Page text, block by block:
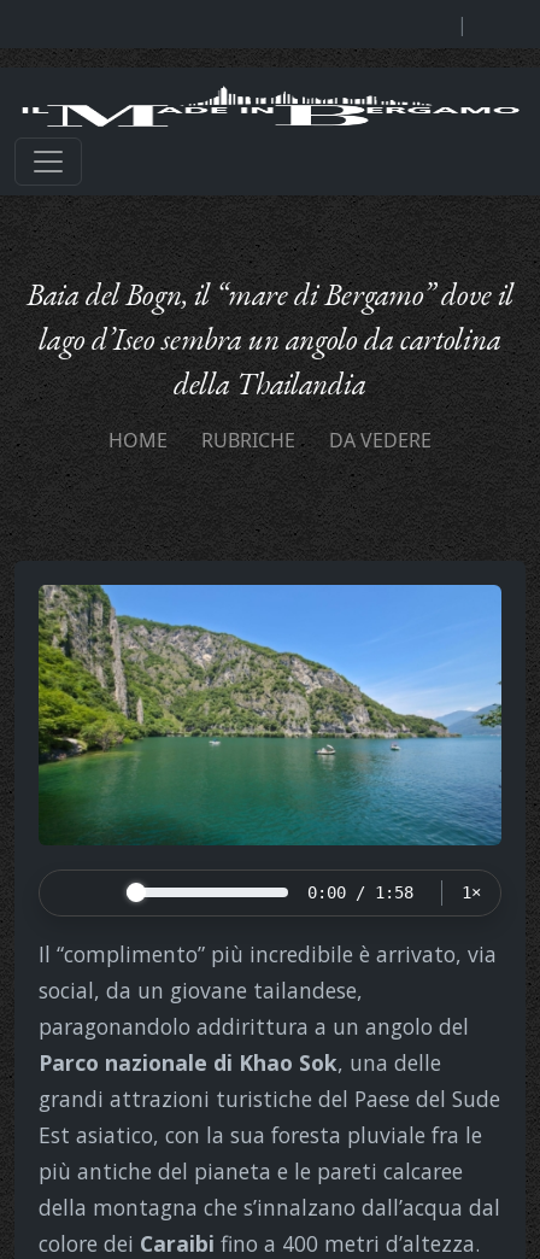
|
Baia del Bogn, il “mare di Bergamo” dove il
lago d’Iseo sembra un angolo da cartolina
della Thailandia
HOME RUBRICHE DA VEDERE
0:00 / 1:58 1×
Il “complimento” più incredibile è arrivato, via
social, da un giovane tailandese,
paragonandolo addirittura a un angolo del
Parco nazionale di Khao Sok, una delle
grandi attrazioni turistiche del Paese del Sude
Est asiatico, con la sua foresta pluviale fra le
più antiche del pianeta e le pareti calcaree
della montagna che s’innalzano dall’acqua dal
colore dei Caraibi fino a 400 metri d’altezza.